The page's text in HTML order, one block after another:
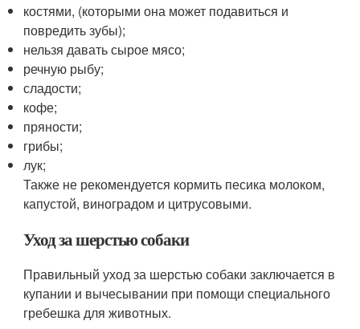
костями, (которыми она может подавиться и
повредить зубы);
нельзя давать сырое мясо;
речную рыбу;
сладости;
кофе;
пряности;
грибы;
лук;
Также не рекомендуется кормить песика молоком,
капустой, виноградом и цитрусовыми.
Уход за шерстью собаки
Правильный уход за шерстью собаки заключается в
купании и вычесывании при помощи специального
гребешка для животных.